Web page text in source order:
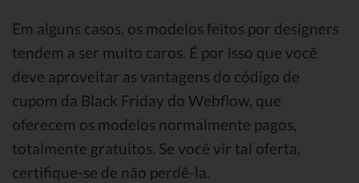
Em alguns casos, os modelos feitos por designers
tendem a ser muito caros. É por isso que você
deve aproveitar as vantagens do código de
cupom da Black Friday do Webflow, que
oferecem os modelos normalmente pagos,
totalmente gratuitos. Se você vir tal oferta,
certifique-se de não perdê-la.